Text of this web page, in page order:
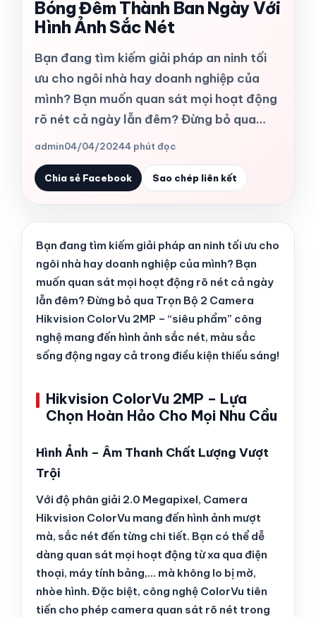
Bóng Đêm Thành Ban Ngày Với
Hình Ảnh Sắc Nét
Bạn đang tìm kiếm giải pháp an ninh tối
ưu cho ngôi nhà hay doanh nghiệp của
mình? Bạn muốn quan sát mọi hoạt động
rõ nét cả ngày lẫn đêm? Đừng bỏ qua…
admin04/04/20244 phút đọc
Chia sẻ Facebook Sao chép liên kết
Bạn đang tìm kiếm giải pháp an ninh tối ưu cho
ngôi nhà hay doanh nghiệp của mình? Bạn
muốn quan sát mọi hoạt động rõ nét cả ngày
lẫn đêm? Đừng bỏ qua Trọn Bộ 2 Camera
Hikvision ColorVu 2MP – “siêu phẩm” công
nghệ mang đến hình ảnh sắc nét, màu sắc
sống động ngay cả trong điều kiện thiếu sáng!
Hikvision ColorVu 2MP – Lựa
Chọn Hoàn Hảo Cho Mọi Nhu Cầu
Hình Ảnh – Âm Thanh Chất Lượng Vượt
Trội
Với độ phân giải 2.0 Megapixel, Camera
Hikvision ColorVu mang đến hình ảnh mượt
mà, sắc nét đến từng chi tiết. Bạn có thể dễ
dàng quan sát mọi hoạt động từ xa qua điện
thoại, máy tính bảng,… mà không lo bị mờ,
nhòe hình. Đặc biệt, công nghệ ColorVu tiên
tiến cho phép camera quan sát rõ nét trong